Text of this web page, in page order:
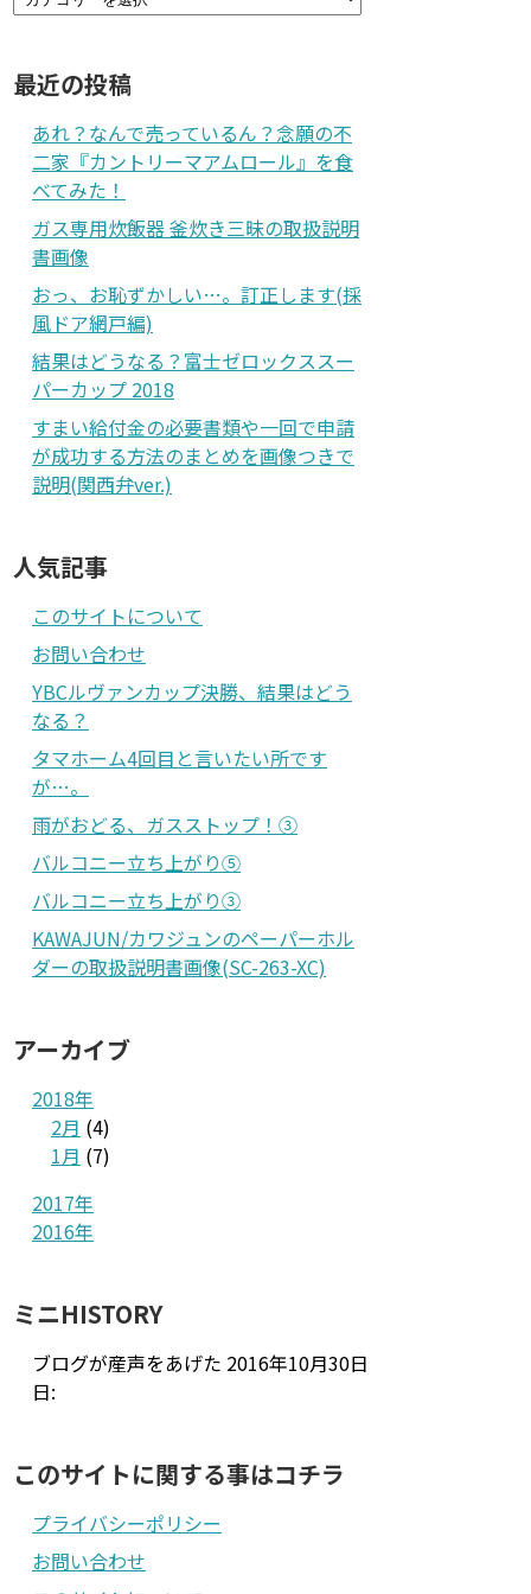
最近の投稿
あれ？なんで売っているん？念願の不
二家『カントリーマアムロール』を食
べてみた！
ガス専用炊飯器 釜炊き三昧の取扱説明
書画像
おっ、お恥ずかしい…。訂正します(採
風ドア網戸編)
結果はどうなる？富士ゼロックススー
パーカップ 2018
すまい給付金の必要書類や一回で申請
が成功する方法のまとめを画像つきで
説明(関西弁ver.)
人気記事
このサイトについて
お問い合わせ
YBCルヴァンカップ決勝、結果はどう
なる？
タマホーム4回目と言いたい所です
が…。
雨がおどる、ガスストップ！③
バルコニー立ち上がり⑤
バルコニー立ち上がり③
KAWAJUN/カワジュンのペーパーホル
ダーの取扱説明書画像(SC-263-XC)
アーカイブ
2018年
2月 (4)
1月 (7)
2017年
2016年
ミニHISTORY
2016年10月30日
ブログが産声をあげた
日:
このサイトに関する事はコチラ
プライバシーポリシー
お問い合わせ